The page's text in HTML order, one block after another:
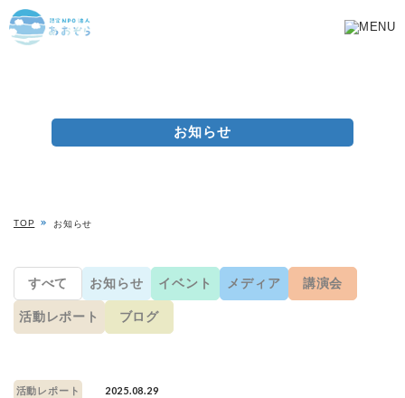
お知らせ
TOP お知らせ
すべて お知らせ イベント メディア 講演会
活動レポート ブログ
活動レポート 2025.08.29